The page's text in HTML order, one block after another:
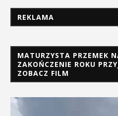
REKLAMA
MATURZYSTA PRZEMEK
ZAKOŃCZENIE ROKU
ZOBACZ FILM
Odtwarzacz
video